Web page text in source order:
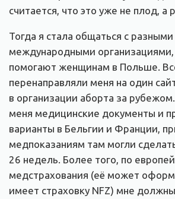
считается, что это уже не плод, а
Тогда я стала общаться с разными
международными
помогают женщинам в Польше.
перенаправляли меня на один
в организации аборта за
меня медицинские документы и
варианты в Бельгии и Франции,
медпоказаниям там могли
26 недель. Более того, по
медстрахования (её может
имеет страховку NFZ) мне